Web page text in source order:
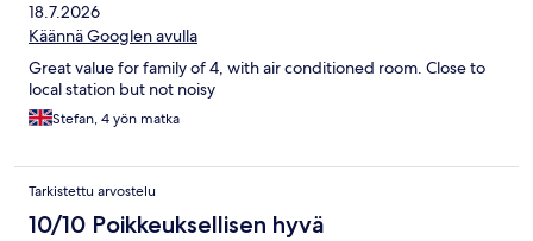
18.7.2026
Käännä Googlen avulla
Great value for family of 4, with air conditioned room. Close to
local station but not noisy
Stefan, 4 yön matka
Tarkistettu arvostelu
10/10 Poikkeuksellisen hyvä